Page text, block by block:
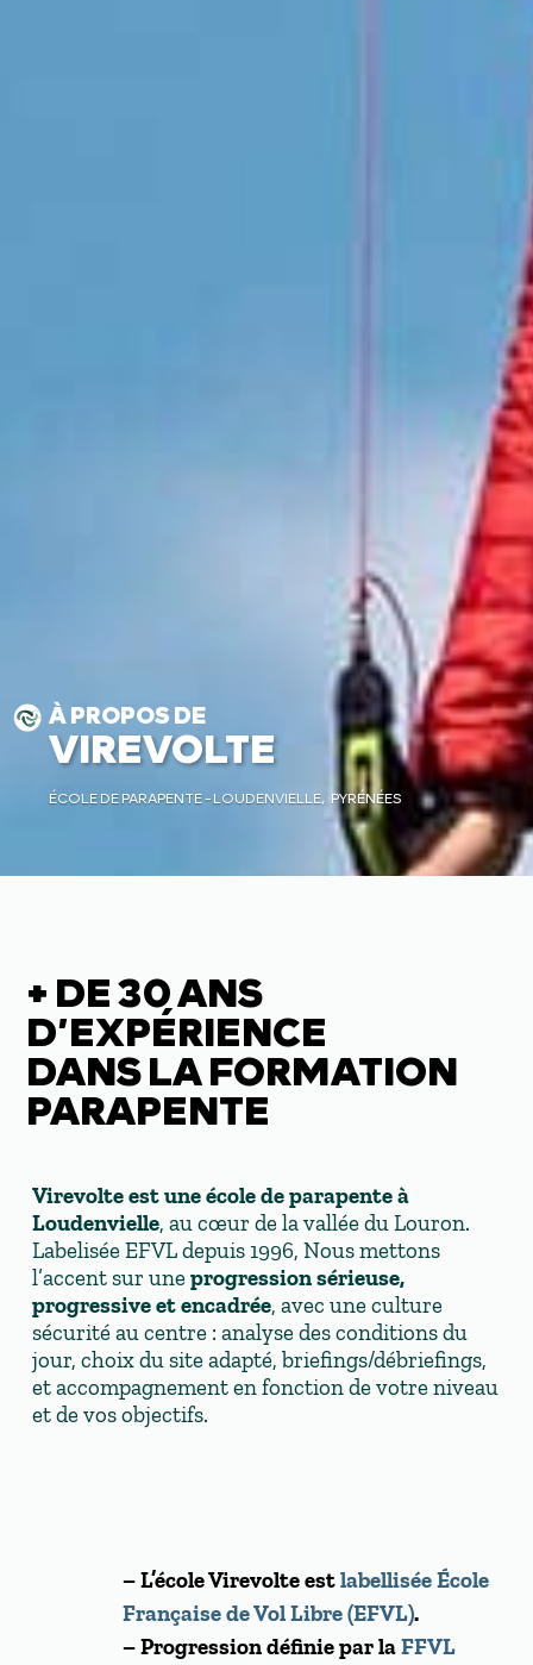
À PROPOS DE
VIREVOLTE
ÉCOLE DE PARAPENTE - LOUDENVIELLE, PYRÉNÉES
+ DE 30 ANS
D’EXPÉRIENCE
DANS LA FORMATION
PARAPENTE
Virevolte est une école de parapente à
Loudenvielle, au cœur de la vallée du Louron.
Labelisée EFVL depuis 1996, Nous mettons
l’accent sur uneprogressionsérieuse,
progressive et encadrée, avec une culture
sécurité au centre : analyse des conditions du
jour, choix du site adapté, briefings/débriefings,
et accompagnement en fonction de votre niveau
et de vos objectifs.
– L’école Virevolte estlabellisée École
Française de Vol Libre (EFVL).
– Progression définie par laFFVL